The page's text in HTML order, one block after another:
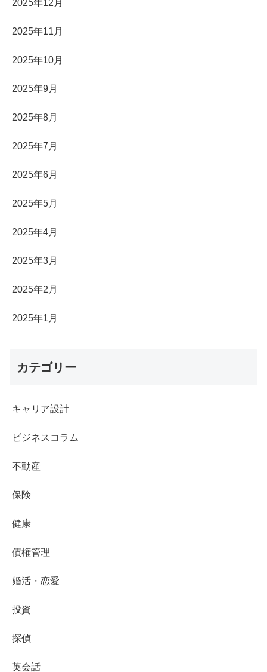
2025年12月
2025年11月
2025年10月
2025年9月
2025年8月
2025年7月
2025年6月
2025年5月
2025年4月
2025年3月
2025年2月
2025年1月
カテゴリー
キャリア設計
ビジネスコラム
不動産
保険
健康
債権管理
婚活・恋愛
投資
探偵
英会話